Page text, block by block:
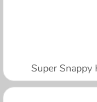
Super Snappy